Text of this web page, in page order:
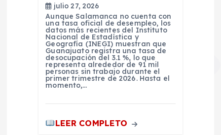
julio 27, 2026
Aunque Salamanca no cuenta con
una tasa oficial de desempleo, los
datos más recientes del Instituto
Nacional de Estadística y
Geografía (INEGI) muestran que
Guanajuato registra una tasa de
desocupación del 3.1 %, lo que
representa alrededor de 91 mil
personas sin trabajo durante el
primer trimestre de 2026. Hasta el
momento,…
LEER COMPLETO